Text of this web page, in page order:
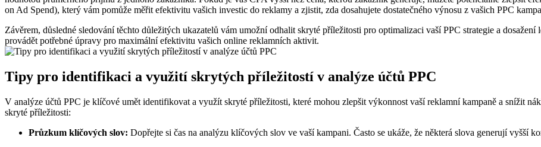
on Ad Spend), který vám pomůže měřit efektivitu vašich investic do reklamy a zjistit, zda dosahujete dostatečného výnosu z vašich PPC
Závěrem, důsledné sledování těchto důležitých ukazatelů vám umožní odhalit skryté příležitosti pro optimalizaci vaší PPC strategie a
provádět potřebné úpravy pro maximální efektivitu vašich online reklamních aktivit.
Tipy pro identifikaci a využití skrytých příležitostí v analýze účtů PPC
V analýze účtů PPC je klíčové umět identifikovat a využít skryté příležitosti, které mohou zlepšit výkonnost vaší reklamní kampaně a snížit
skryté příležitosti:
Průzkum klíčových slov: Dopřejte si čas na analýzu klíčových slov ve vaší kampani. Často se ukáže, že některá slova generují vyšší